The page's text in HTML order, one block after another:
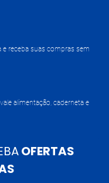
e receba suas compras sem
vale alimentação, caderneta e
OFERTAS